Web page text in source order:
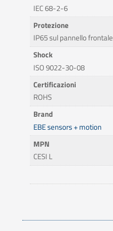
IEC 68-2-6
Protezione
IP65 sul pannello frontale
Shock
ISO 9022-30-08
Certificazioni
ROHS
Brand
EBE sensors + motion
MPN
CESI L